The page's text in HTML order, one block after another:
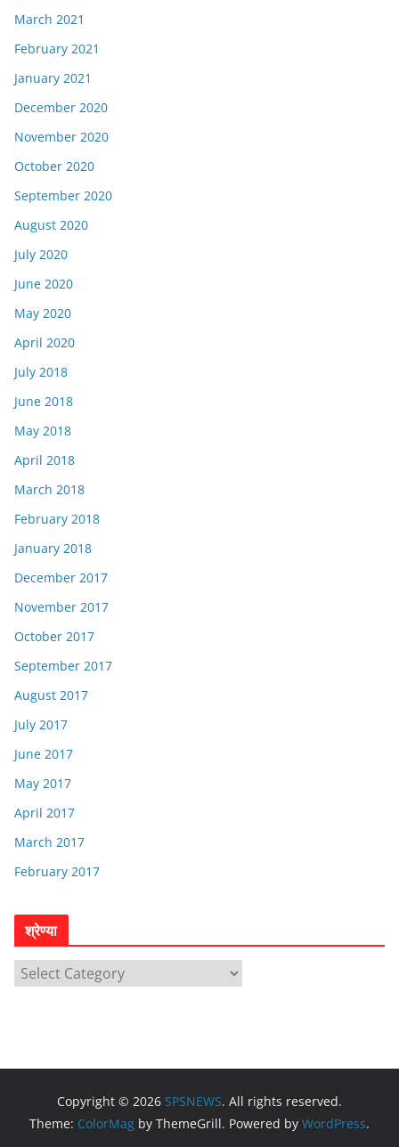
March 2021
February 2021
January 2021
December 2020
November 2020
October 2020
September 2020
August 2020
July 2020
June 2020
May 2020
April 2020
July 2018
June 2018
May 2018
April 2018
March 2018
February 2018
January 2018
December 2017
November 2017
October 2017
September 2017
August 2017
July 2017
June 2017
May 2017
April 2017
March 2017
February 2017
श्रेण्या
श्रे
Copyright © 2026 SPSNEWS. All rights reserved.
Theme: ColorMag by ThemeGrill. Powered by WordPress.